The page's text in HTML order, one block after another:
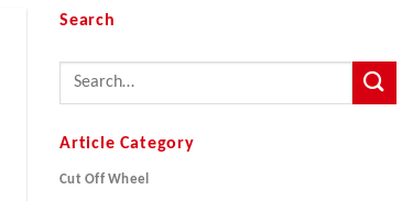
Search
Article Category
Cut Off Wheel